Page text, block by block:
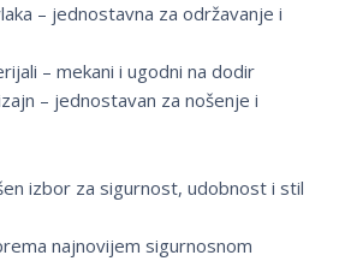
– jednostavna za održavanje i
– mekani i ugodni na dodir
– jednostavan za nošenje i
izbor za sigurnost, udobnost i stil
najnovijem sigurnosnom